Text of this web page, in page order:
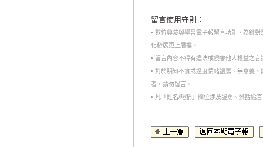
留言使用守則：
• 數位典藏與學習電子報留言功能，為針
化發展更上層樓。
• 留言內容不得有違法或侵害他人權益之
• 對於明知不實或過度情緒謾罵、無意義
者，請勿留言。
• 凡「姓名/暱稱」欄位涉及謾罵、髒話穢